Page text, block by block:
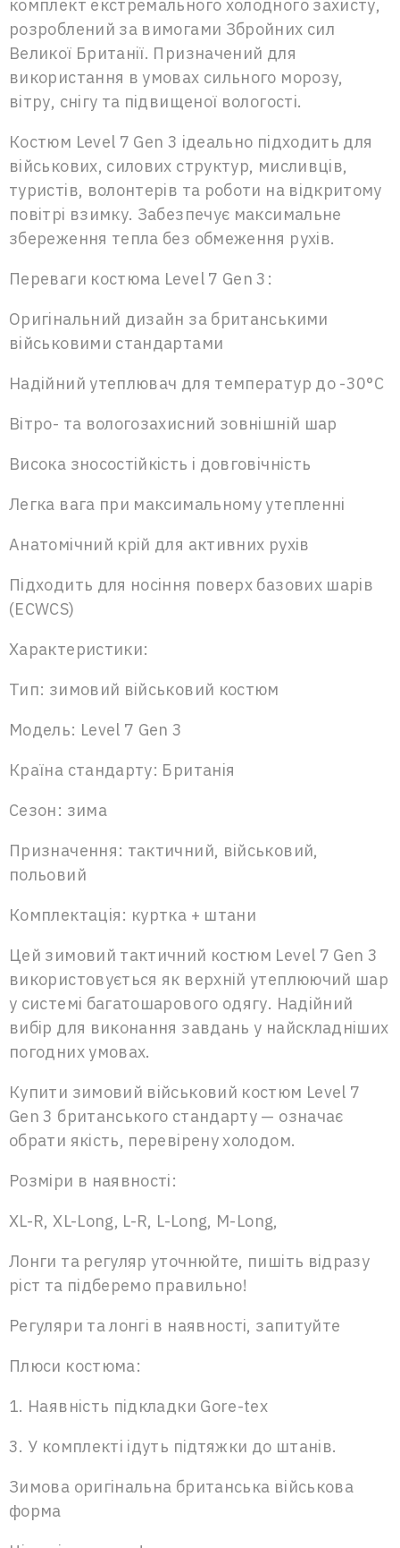
комплект екстремального холодного захисту,
розроблений за вимогами Збройних сил
Великої Британії. Призначений для
використання в умовах сильного морозу,
вітру, снігу та підвищеної вологості.
Костюм Level 7 Gen 3 ідеально підходить для
військових, силових структур, мисливців,
туристів, волонтерів та роботи на відкритому
повітрі взимку. Забезпечує максимальне
збереження тепла без обмеження рухів.
Переваги костюма Level 7 Gen 3:
Оригінальний дизайн за британськими
військовими стандартами
Надійний утеплювач для температур до -30°C
Вітро- та вологозахисний зовнішній шар
Висока зносостійкість і довговічність
Легка вага при максимальному утепленні
Анатомічний крій для активних рухів
Підходить для носіння поверх базових шарів
(ECWCS)
Характеристики:
Тип: зимовий військовий костюм
Модель: Level 7 Gen 3
Країна стандарту: Британія
Сезон: зима
Призначення: тактичний, військовий,
польовий
Комплектація: куртка + штани
Цей зимовий тактичний костюм Level 7 Gen 3
використовується як верхній утеплюючий шар
у системі багатошарового одягу. Надійний
вибір для виконання завдань у найскладніших
погодних умовах.
Купити зимовий військовий костюм Level 7
Gen 3 британського стандарту — означає
обрати якість, перевірену холодом.
Розміри в наявності:
XL-R, XL-Long, L-R, L-Long, М-Long,
Лонги та регуляр уточнюйте, пишіть відразу
ріст та підберемо правильно!
Регуляри та лонгі в наявності, запитуйте
Плюси костюма:
1. Наявність підкладки Gore-tex
3. У комплекті ідуть підтяжки до штанів.
Зимова оригінальна британська військова
форма